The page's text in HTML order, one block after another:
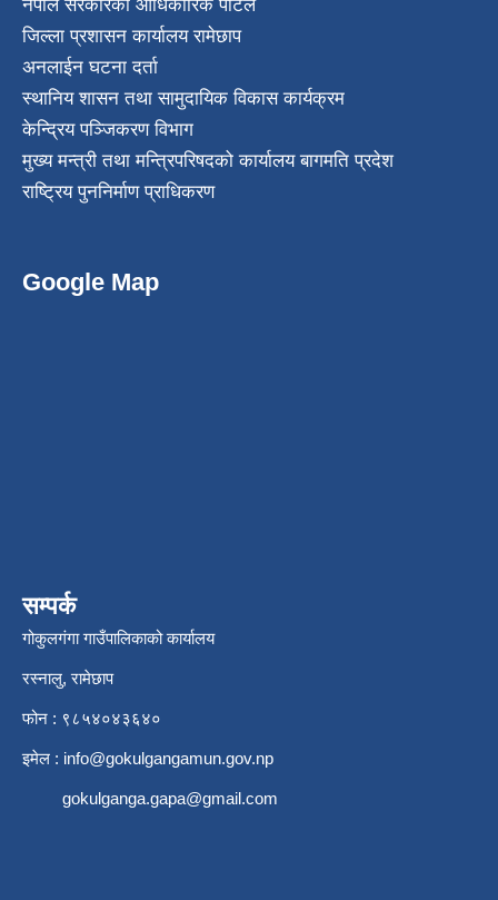
नेपाल सरकारको आधिकारिक पोर्टल
जिल्ला प्रशासन कार्यालय रामेछाप
अनलाईन घटना दर्ता
स्थानिय शासन तथा सामुदायिक विकास कार्यक्रम
केन्द्रिय पञ्जिकरण विभाग
मुख्य मन्त्री तथा मन्त्रिपरिषदको कार्यालय बागमति प्रदेश
राष्ट्रिय पुननिर्माण प्राधिकरण
Google Map
सम्पर्क
गोकुलगंगा गाउँपालिकाको कार्यालय
रस्नालु, रामेछाप
फोन : ९८५४०४३६४०
इमेल : info@gokulgangamun.gov.np
gokulganga.gapa@gmail.com